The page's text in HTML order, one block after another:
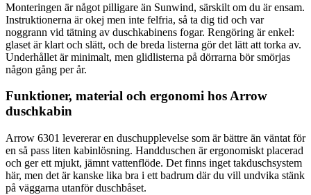
Monteringen är något pilligare än Sunwind, särskilt om du är ensam.
Instruktionerna är okej men inte felfria, så ta dig tid och var
noggrann vid tätning av duschkabinens fogar. Rengöring är enkel:
glaset är klart och slätt, och de breda listerna gör det lätt att torka av.
Underhållet är minimalt, men glidlisterna på dörrarna bör smörjas
någon gång per år.
Funktioner, material och ergonomi hos Arrow
duschkabin
Arrow 6301 levererar en duschupplevelse som är bättre än väntat för
en så pass liten kabinlösning. Handduschen är ergonomiskt placerad
och ger ett mjukt, jämnt vattenflöde. Det finns inget takduschsystem
här, men det är kanske lika bra i ett badrum där du vill undvika stänk
på väggarna utanför duschbåset.